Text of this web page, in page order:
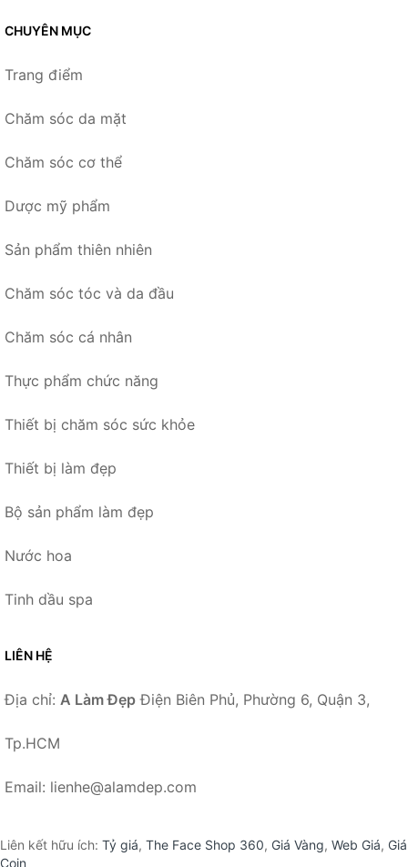
CHUYÊN MỤC
Trang điểm
Chăm sóc da mặt
Chăm sóc cơ thể
Dược mỹ phẩm
Sản phẩm thiên nhiên
Chăm sóc tóc và da đầu
Chăm sóc cá nhân
Thực phẩm chức năng
Thiết bị chăm sóc sức khỏe
Thiết bị làm đẹp
Bộ sản phẩm làm đẹp
Nước hoa
Tinh dầu spa
LIÊN HỆ
Địa chỉ: A Làm Đẹp Điện Biên Phủ, Phường 6, Quận 3,
Tp.HCM
Email: lienhe@alamdep.com
Liên kết hữu ích: Tỷ giá, The Face Shop 360, Giá Vàng, Web Giá, Giá
Coin